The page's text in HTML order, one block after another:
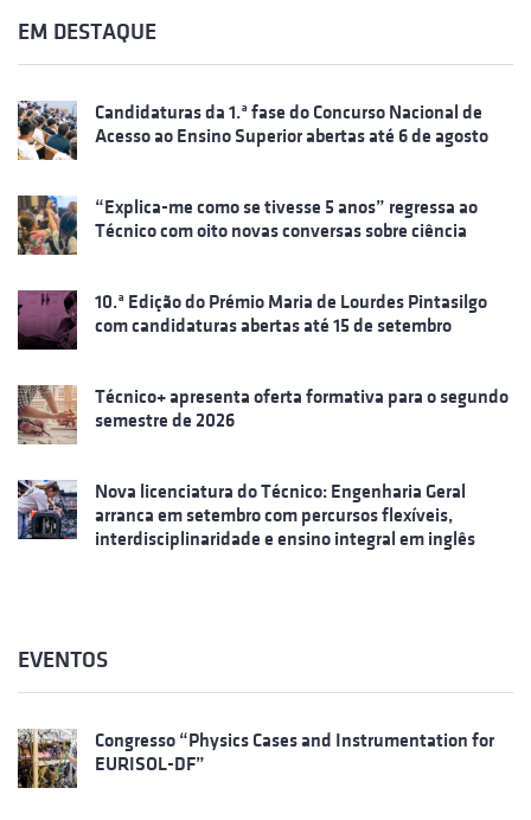
EM DESTAQUE
Candidaturas da 1.ª fase do Concurso Nacional de
Acesso ao Ensino Superior abertas até 6 de agosto
“Explica-me como se tivesse 5 anos” regressa ao
Técnico com oito novas conversas sobre ciência
10.ª Edição do Prémio Maria de Lourdes Pintasilgo
com candidaturas abertas até 15 de setembro
Técnico+ apresenta oferta formativa para o segundo
semestre de 2026
Nova licenciatura do Técnico: Engenharia Geral
arranca em setembro com percursos flexíveis,
interdisciplinaridade e ensino integral em inglês
EVENTOS
Congresso “Physics Cases and Instrumentation for
EURISOL-DF”